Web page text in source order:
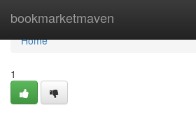
bookmarketmaven
Home
Home
1